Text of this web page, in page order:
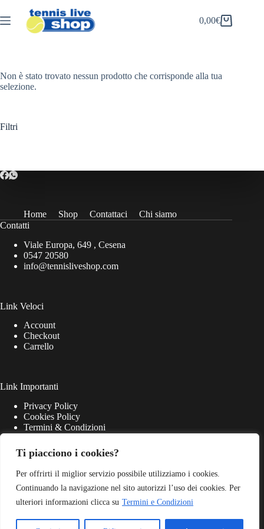
Ti piacciono i cookies?
Per offrirti il miglior servizio possibile utilizziamo i cookies.
Continuando la navigazione nel sito autorizzi l’uso dei cookies. Per
ulteriori informazioni clicca su Termini e Condizioni
al
contenuto
Carrello
0,00€
Non è stato trovato nessun prodotto che corrisponde alla tua
selezione.
Filtri
Home Shop Contattaci
Chi siamo
Contatti
Viale Europa, 649 , Cesena
0547 20580
info@tennisliveshop.com
Link Veloci
Account
Checkout
Carrello
Link Importanti
Privacy Policy
Cookies Policy
Termini & Condizioni